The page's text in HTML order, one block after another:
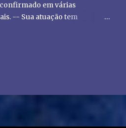
em várias
-- Sua atuação tem
e produtores fora do
novas oportunidades no